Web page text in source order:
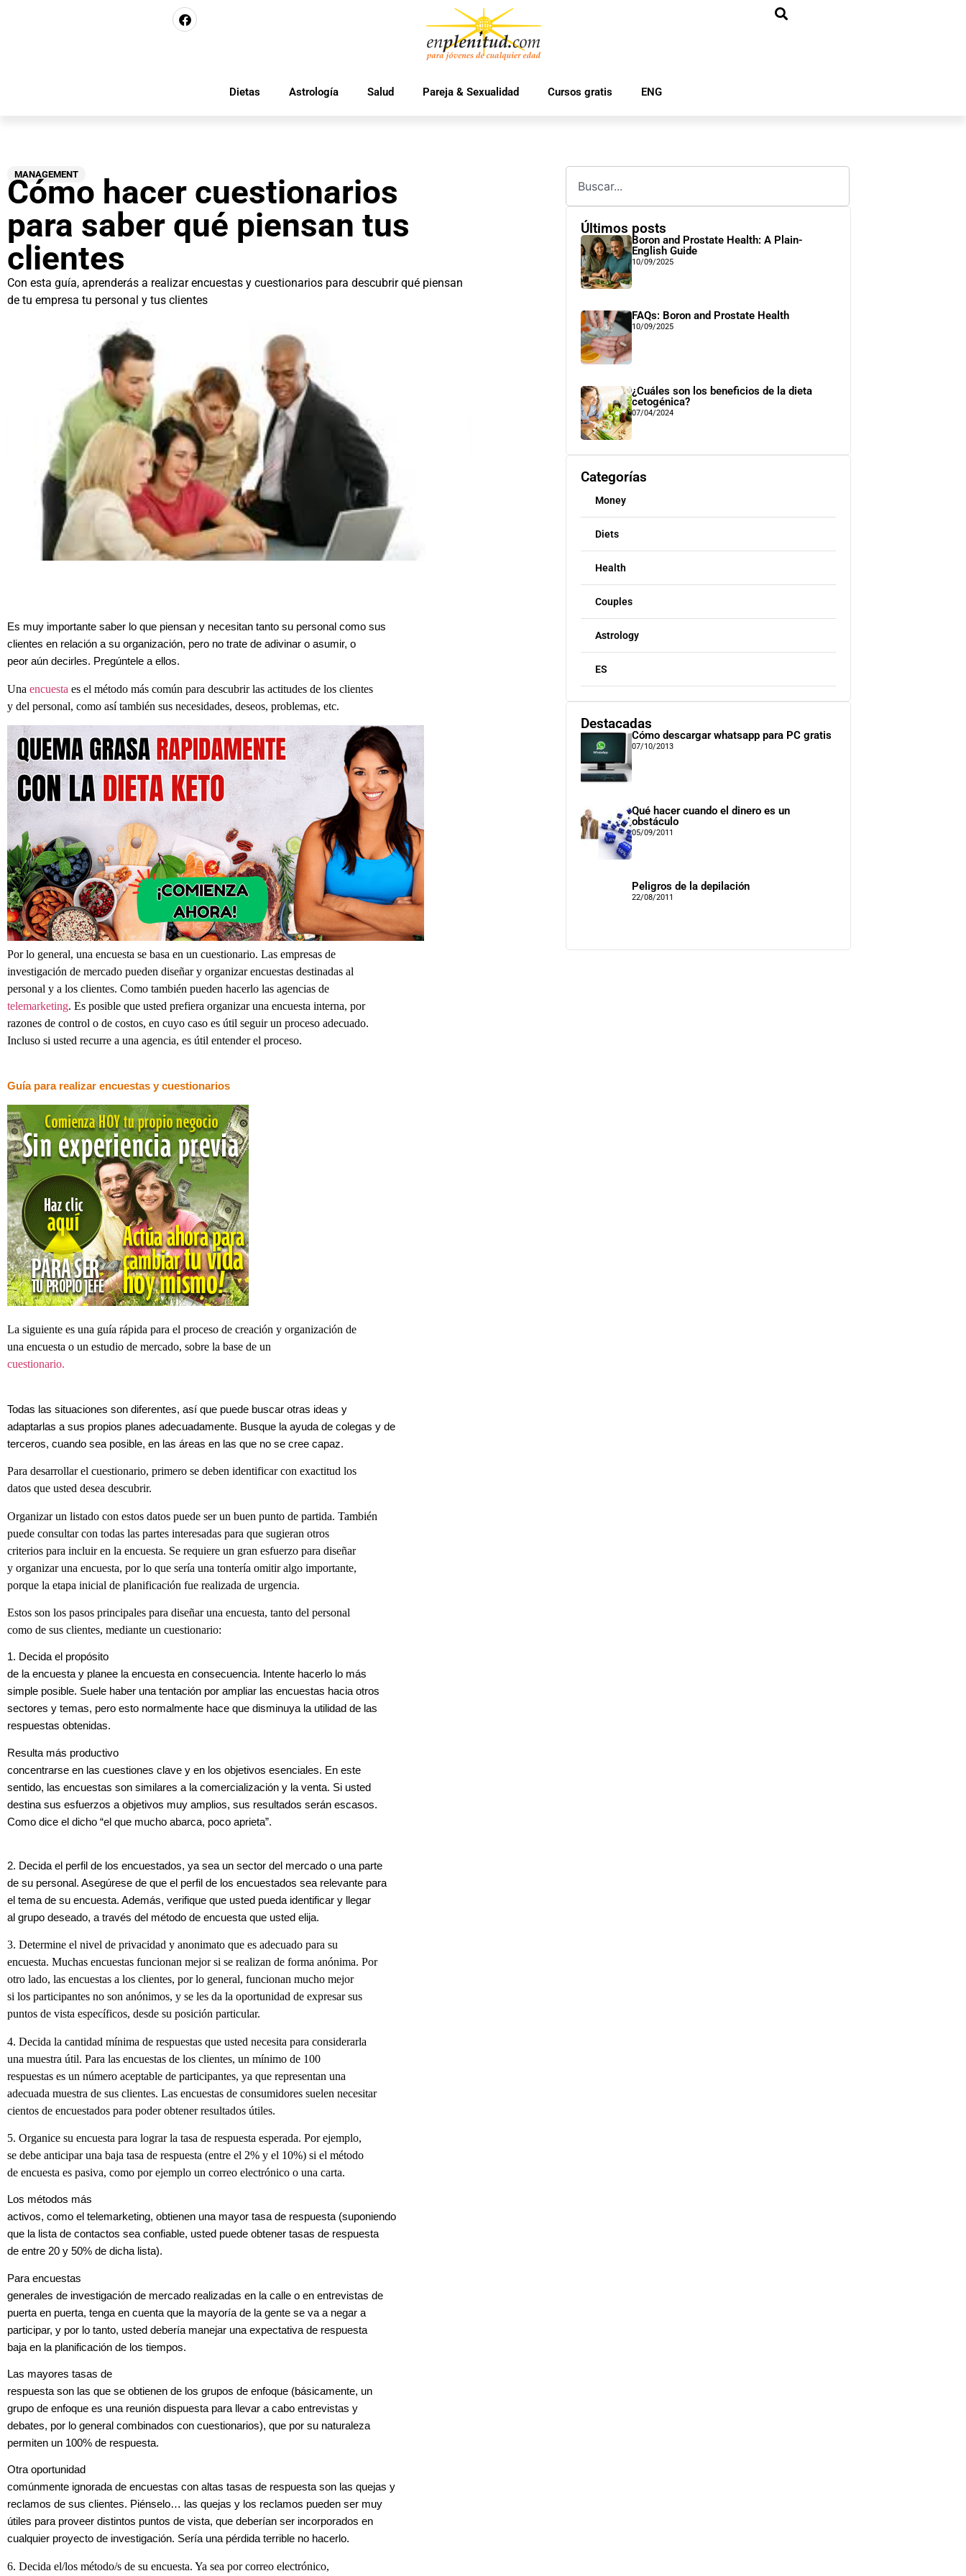
Dietas Astrología Salud Pareja & Sexualidad Cursos gratis ENG
MANAGEMENT
Cómo hacer cuestionarios
para saber qué piensan tus
clientes
Con esta guía, aprenderás a realizar encuestas y cuestionarios para descubrir qué piensan
de tu empresa tu personal y tus clientes
Es muy importante saber lo que piensan y necesitan tanto su personal como sus
clientes en relación a su organización, pero no trate de adivinar o asumir, o
peor aún decirles. Pregúntele a ellos.
Una encuesta es el método más común para descubrir las actitudes de los clientes
y del personal, como así también sus necesidades, deseos, problemas, etc.
Por lo general, una encuesta se basa en un cuestionario. Las empresas de
investigación de mercado pueden diseñar y organizar encuestas destinadas al
personal y a los clientes. Como también pueden hacerlo las agencias de
telemarketing. Es posible que usted prefiera organizar una encuesta interna, por
razones de control o de costos, en cuyo caso es útil seguir un proceso adecuado.
Incluso si usted recurre a una agencia, es útil entender el proceso.
Guía para realizar encuestas y cuestionarios
La siguiente es una guía rápida para el proceso de creación y organización de
una encuesta o un estudio de mercado, sobre la base de un
cuestionario.
Todas las situaciones son diferentes, así que puede buscar otras ideas y
adaptarlas a sus propios planes adecuadamente. Busque la ayuda de colegas y de
terceros, cuando sea posible, en las áreas en las que no se cree capaz.
Para desarrollar el cuestionario, primero se deben identificar con exactitud los
datos que usted desea descubrir.
Organizar un listado con estos datos puede ser un buen punto de partida. También
puede consultar con todas las partes interesadas para que sugieran otros
criterios para incluir en la encuesta. Se requiere un gran esfuerzo para diseñar
y organizar una encuesta, por lo que sería una tontería omitir algo importante,
porque la etapa inicial de planificación fue realizada de urgencia.
Estos son los pasos principales para diseñar una encuesta, tanto del personal
como de sus clientes, mediante un cuestionario:
1. Decida el propósito
de la encuesta y planee la encuesta en consecuencia. Intente hacerlo lo más
simple posible. Suele haber una tentación por ampliar las encuestas hacia otros
sectores y temas, pero esto normalmente hace que disminuya la utilidad de las
respuestas obtenidas.
Resulta más productivo
concentrarse en las cuestiones clave y en los objetivos esenciales. En este
sentido, las encuestas son similares a la comercialización y la venta. Si usted
destina sus esfuerzos a objetivos muy amplios, sus resultados serán escasos.
Como dice el dicho “el que mucho abarca, poco aprieta”.
2. Decida el perfil de los encuestados, ya sea un sector del mercado o una parte
de su personal. Asegúrese de que el perfil de los encuestados sea relevante para
el tema de su encuesta. Además, verifique que usted pueda identificar y llegar
al grupo deseado, a través del método de encuesta que usted elija.
3. Determine el nivel de privacidad y anonimato que es adecuado para su
encuesta. Muchas encuestas funcionan mejor si se realizan de forma anónima. Por
otro lado, las encuestas a los clientes, por lo general, funcionan mucho mejor
si los participantes no son anónimos, y se les da la oportunidad de expresar sus
puntos de vista específicos, desde su posición particular.
4. Decida la cantidad mínima de respuestas que usted necesita para considerarla
una muestra útil. Para las encuestas de los clientes, un mínimo de 100
respuestas es un número aceptable de participantes, ya que representan una
adecuada muestra de sus clientes. Las encuestas de consumidores suelen necesitar
cientos de encuestados para poder obtener resultados útiles.
5. Organice su encuesta para lograr la tasa de respuesta esperada. Por ejemplo,
se debe anticipar una baja tasa de respuesta (entre el 2% y el 10%) si el método
de encuesta es pasiva, como por ejemplo un correo electrónico o una carta.
Los métodos más
activos, como el telemarketing, obtienen una mayor tasa de respuesta (suponiendo
que la lista de contactos sea confiable, usted puede obtener tasas de respuesta
de entre 20 y 50% de dicha lista).
Para encuestas
generales de investigación de mercado realizadas en la calle o en entrevistas de
puerta en puerta, tenga en cuenta que la mayoría de la gente se va a negar a
participar, y por lo tanto, usted debería manejar una expectativa de respuesta
baja en la planificación de los tiempos.
Las mayores tasas de
respuesta son las que se obtienen de los grupos de enfoque (básicamente, un
grupo de enfoque es una reunión dispuesta para llevar a cabo entrevistas y
debates, por lo general combinados con cuestionarios), que por su naturaleza
permiten un 100% de respuesta.
Otra oportunidad
comúnmente ignorada de encuestas con altas tasas de respuesta son las quejas y
reclamos de sus clientes. Piénselo… las quejas y los reclamos pueden ser muy
útiles para proveer distintos puntos de vista, que deberían ser incorporados en
cualquier proyecto de investigación. Sería una pérdida terrible no hacerlo.
6. Decida el/los método/s de su encuesta. Ya sea por correo electrónico,
Últimos posts
Boron and Prostate Health: A Plain-
English Guide
10/09/2025
FAQs: Boron and Prostate Health
10/09/2025
¿Cuáles son los beneficios de la dieta
cetogénica?
07/04/2024
Categorías
Money
Diets
Health
Couples
Astrology
ES
Destacadas
Cómo descargar whatsapp para PC gratis
07/10/2013
Qué hacer cuando el dinero es un
obstáculo
05/09/2011
Peligros de la depilación
22/08/2011